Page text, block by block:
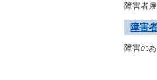
障害者
障害
障害の